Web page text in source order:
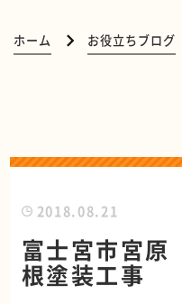
ホーム お役立ちブログ
2018.08.21
富士宮市宮
根塗装工事